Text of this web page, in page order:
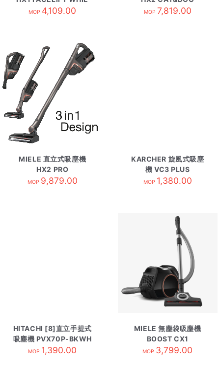
MOP 4,109.00 MOP 7,819.00
MIELE 直立式吸塵機
HX2 PRO
MOP 9,879.00
KARCHER 旋風式吸塵
機 VC3 PLUS
MOP 1,380.00
HITACHI [8]直立手提式
吸塵機 PVX70P-BKWH
MOP 1,390.00
MIELE 無塵袋吸塵機
BOOST CX1
CAT&DOG
MOP 3,799.00